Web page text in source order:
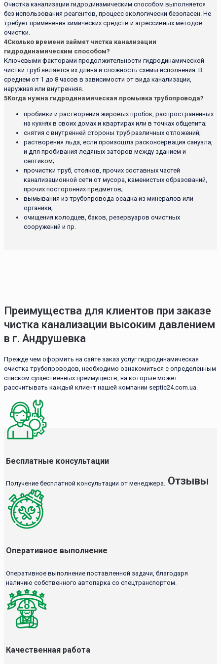
Очистка канализации гидродинамическим способом выполняется
без использования реагентов, процесс экологически безопасен. Не
требует применения химических средств и агрессивных методов
очистки.
4Сколько времени займет чистка канализации
гидродинамическим способом?
Ключевыми факторами продолжительности гидродинамической
чистки труб является их длина и сложность схемы исполнения. В
среднем от 1 до 8 часов в зависимости от вида канализации,
наружная или внутренняя.
5Когда нужна гидродинамическая промывка трубопровода?
пробивки и растворения жировых пробок, распространенных
на кухнях в своих домах и квартирах или в точках общепита;
снятия с внутренней стороны труб различных отложений;
растворения льда, если произошла расконсервация санузла,
и для пробивания ледяных заторов между зданием и
септиком;
прочистки труб, стояков, прочих составных частей
канализационной сети от мусора, каменистых образований,
прочих посторонних предметов;
вымывания из трубопровода осадка из минералов или
органики;
очищения колодцев, баков, резервуаров очистных
сооружений и пр.
Преимущества для клиентов при заказе
чистка канализации высоким давлением
в г. Андрушевка
Прежде чем оформить на сайте заказ услуг гидродинамическая
очистка трубопроводов, необходимо ознакомиться с определенным
списком существенных преимуществ, на которые может
рассчитывать каждый клиент нашей компании septic24.com.ua.
Бесплатные консультации
Получение бесплатной консультации от менеджера.
Оперативное выполнение
Оперативное выполнение поставленной задачи, благодаря
наличию собственного автопарка со спецтранспортом.
Качественная работа
Отзывы